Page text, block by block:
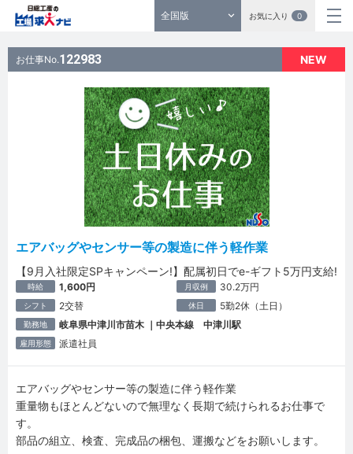
全国版 お気に入り 0
NEW
お仕事No.122983
エアバッグやセンサー等の製造に伴う軽作業
【9月入社限定SPキャンペーン!】配属初日でe-ギフト5万円支給!
時給 1,600円 月収例 30.2万円
シフト 2交替 休日 5勤2休（土日）
勤務地 岐阜県中津川市苗木 ｜中央本線 中津川駅
雇用形態 派遣社員
エアバッグやセンサー等の製造に伴う軽作業
重量物もほとんどないので無理なく長期で続けられるお仕事で
す。
部品の組立、検査、完成品の梱包、運搬などをお願いします。